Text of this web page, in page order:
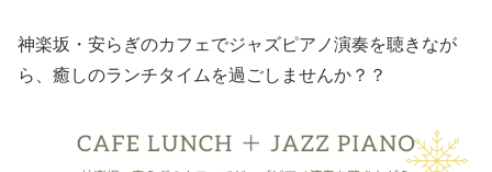
神楽坂・安らぎのカフェでジャズピアノ演奏を聴きなが
ら、癒しのランチタイムを過ごしませんか？？